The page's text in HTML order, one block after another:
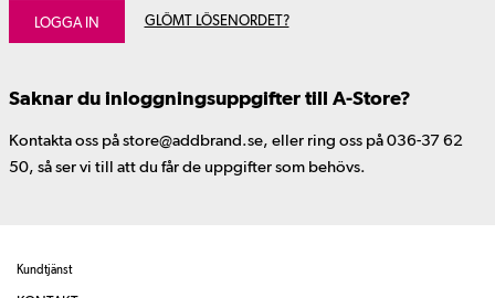
LOGGA IN GLÖMT LÖSENORDET?
Saknar du inloggningsuppgifter till A-Store?
Kontakta oss på store@addbrand.se, eller ring oss på 036-37 62
50, så ser vi till att du får de uppgifter som behövs.
Kundtjänst